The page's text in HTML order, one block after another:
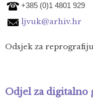
+385 (0)1 4801 929
ljvuk@arhiv.hr
Odsjek za
Odjel za digitalno